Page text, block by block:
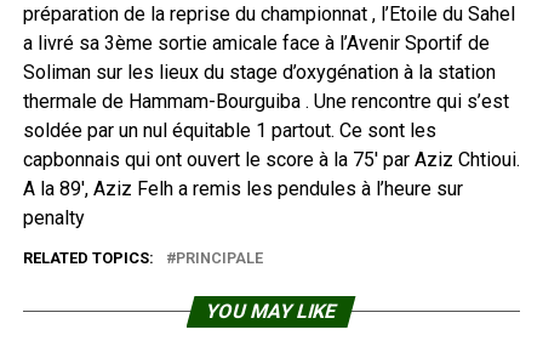
préparation de la reprise du championnat , l’Etoile du Sahel
a livré sa 3ème sortie amicale face à l’Avenir Sportif de
Soliman sur les lieux du stage d’oxygénation à la station
thermale de Hammam-Bourguiba . Une rencontre qui s’est
soldée par un nul équitable 1 partout. Ce sont les
capbonnais qui ont ouvert le score à la 75′ par Aziz Chtioui.
A la 89′, Aziz Felh a remis les pendules à l’heure sur
penalty
RELATED TOPICS: PRINCIPALE
YOU MAY LIKE